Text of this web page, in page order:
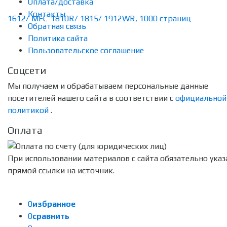
Контакты
Обратная связь
Политика сайта
Пользовательское соглашение
Соцсети
Мы получаем и обрабатываем персональные данные
посетителей нашего сайта в соответствии с официальной
политикой .
Оплата
При использовании материалов с сайта обязательно
прямой ссылки на источник.
0избранное
0сравнить